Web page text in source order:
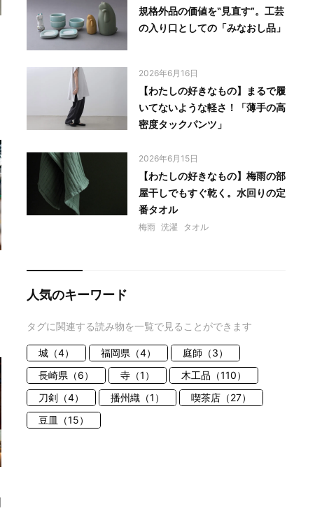
規格外品の価値を‟見直す”。工芸
の入り口としての「みなおし品」
2026年6月16日
【わたしの好きなもの】まるで履
いてないような軽さ！「薄手の高
密度タックパンツ」
2026年6月15日
【わたしの好きなもの】梅雨の部
屋干しでもすぐ乾く。水回りの定
番タオル
梅雨 洗濯 タオル
人気のキーワード
タグに関連する読み物を一覧で見ることができます
城（4） 福岡県（4）
庭師（3）
長崎県（6）
寺（1）
木工品（110）
刀剣（4）
播州織（1）
喫茶店（27）
豆皿（15）